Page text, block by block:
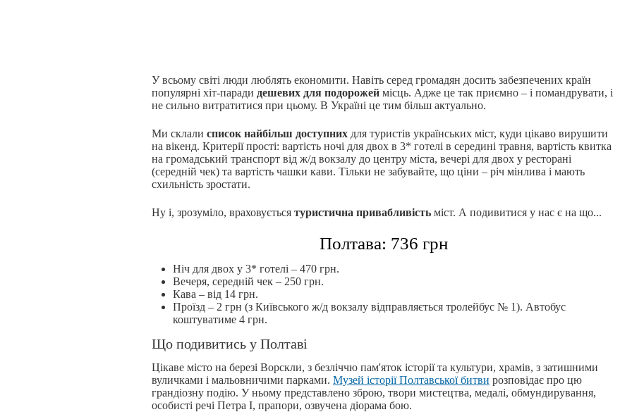
У всьому світі люди люблять економити. Навіть серед громадян досить забезпечених країн
популярні хіт-паради дешевих для подорожей місць. Адже це так приємно – і помандрувати, і
не сильно витратитися при цьому. В Україні це тим більш актуально.
Ми склали список найбільш доступних для туристів українських міст, куди цікаво вирушити
на вікенд. Критерії прості: вартість ночі для двох в 3* готелі в середині травня, вартість квитка
на громадський транспорт від ж/д вокзалу до центру міста, вечері для двох у ресторані
(середній чек) та вартість чашки кави. Тільки не забувайте, що ціни – річ мінлива і мають
схильність зростати.
Ну і, зрозуміло, враховується туристична привабливість міст. А подивитися у нас є на що...
Полтава: 736 грн
Ніч для двох у 3* готелі – 470 грн.
Вечеря, середній чек – 250 грн.
Кава – від 14 грн.
Проїзд – 2 грн (з Київського ж/д вокзалу відправляється тролейбус № 1). Автобус
коштуватиме 4 грн.
Що подивитись у Полтаві
Цікаве місто на березі Ворскли, з безліччю пам'яток історії та культури, храмів, з затишними
вуличками і мальовничими парками. Музей історії Полтавської битви розповідає про цю
грандіозну подію. У ньому представлено зброю, твори мистецтва, медалі, обмундирування,
особисті речі Петра I, прапори, озвучена діорама бою.